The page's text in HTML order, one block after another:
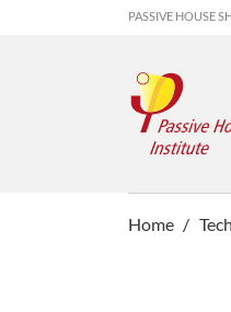
PASSIVE HOUSE
Home